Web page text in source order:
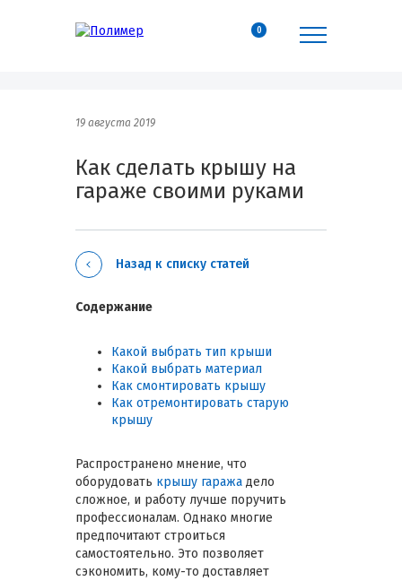
0
19 августа 2019
Как сделать крышу на
гараже своими руками
Назад к списку статей
Содержание
Какой выбрать тип крыши
Какой выбрать материал
Как смонтировать крышу
Как отремонтировать старую
крышу
Распространено мнение, что
оборудовать крышу гаража дело
сложное, и работу лучше поручить
профессионалам. Однако многие
предпочитают строиться
самостоятельно. Это позволяет
сэкономить, кому-то доставляет